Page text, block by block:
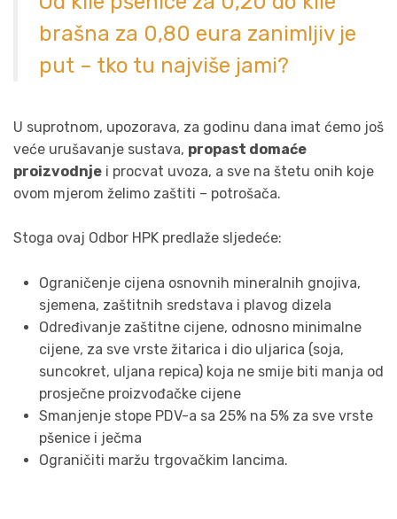
brašna za 0,80 eura zanimljiv je
put – tko tu najviše jami?
U suprotnom, upozorava, za godinu dana imat ćemo još
veće urušavanje sustava, propast domaće
proizvodnje i procvat uvoza, a sve na štetu onih koje
ovom mjerom želimo zaštiti – potrošača.
Stoga ovaj Odbor HPK predlaže sljedeće:
Ograničenje cijena osnovnih mineralnih gnojiva,
sjemena, zaštitnih sredstava i plavog dizela
Određivanje zaštitne cijene, odnosno minimalne
cijene, za sve vrste žitarica i dio uljarica (soja,
suncokret, uljana repica) koja ne smije biti manja od
prosječne proizvođačke cijene
Smanjenje stope PDV-a sa 25% na 5% za sve vrste
pšenice i ječma
Ograničiti maržu trgovačkim lancima.